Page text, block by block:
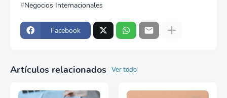
Negocios Internacionales
Facebook
Artículos relacionados Ver todo